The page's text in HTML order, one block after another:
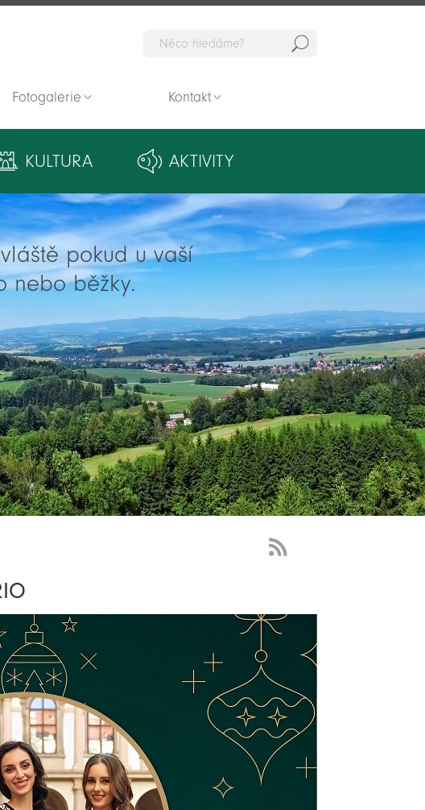
Fotogalerie Kontakt
KULTURA AKTIVITY
pokud u vaší
nebo běžky.
novinky